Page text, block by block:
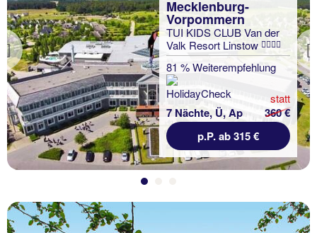
Previous
Mecklenburg-
Vorpommern
TUI KIDS CLUB Van der
Valk Resort Linstow
81 % Weiterempfehlung
7 Nächte, Ü, Ap
statt
360 €
p.P. ab 315 €